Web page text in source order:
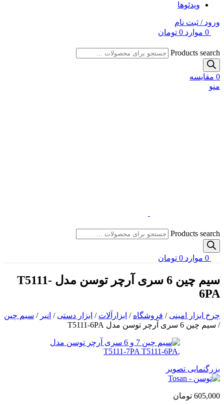
ویدئوها
ورود / ثبت نام
0 موارد 0 تومان
Products search
0 مقایسه
منو
Products search
0 موارد 0 تومان
سیم چین 6 سری آرچر توسن مدل T5111-
6PA
چرخ ابزار امینی / فروشگاه / ابزارآلات / ابزار دستی / انبر / سیم چین
/ سیم چین 6 سری آرچر توسن مدل T5111-6PA
بزرگنمایی تصویر
605,000 تومان